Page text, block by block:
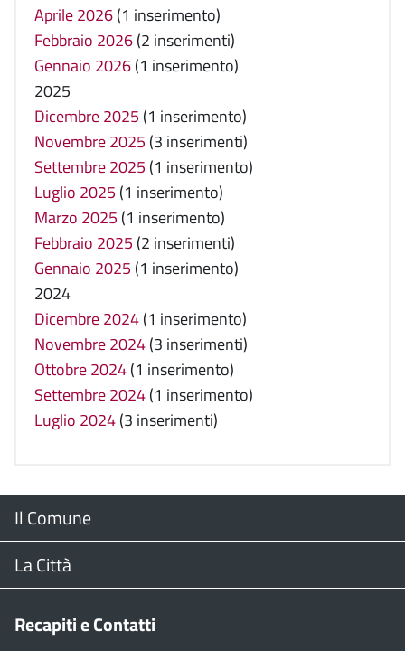
Aprile 2026(1 inserimento)
Febbraio 2026(2 inserimenti)
Gennaio 2026(1 inserimento)
2025
Dicembre 2025 (1 inserimento)
Novembre 2025 (3 inserimenti)
Settembre 2025 (1 inserimento)
Luglio 2025 (1 inserimento)
Marzo 2025 (1 inserimento)
Febbraio 2025 (2 inserimenti)
Gennaio 2025 (1 inserimento)
2024
Dicembre 2024(1 inserimento)
Novembre 2024(3 inserimenti)
Ottobre 2024(1 inserimento)
Settembre 2024(1 inserimento)
Luglio 2024(3 inserimenti)
Menu
Footer
Il Comune
Il Sindaco
La Città
Recapiti e Contatti